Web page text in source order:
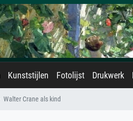
Kunststijlen Fotolijst Drukwerk
Walter Crane als kind